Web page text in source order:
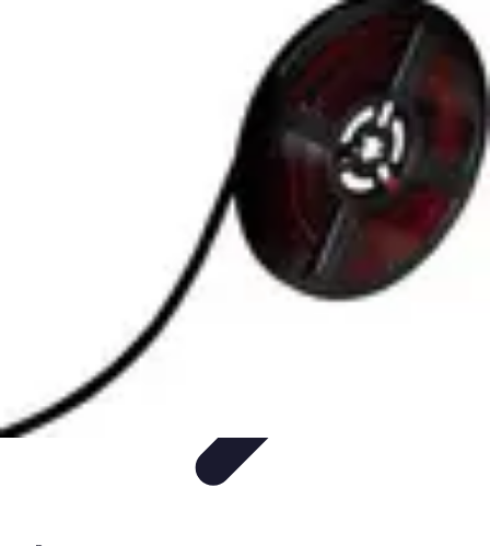
PersonnalisationÉconomie et